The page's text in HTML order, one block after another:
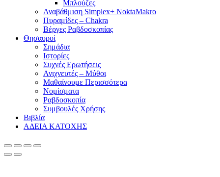
Μπλούζες
Αναβάθμιση Simplex+ NoktaMakro
Πυραμίδες – Chakra
Βέργες Ραβδοσκοπίας
Θησαυροί
Σημάδια
Ιστορίες
Συχνές Ερωτήσεις
Ανιχνευτές – Μύθοι
Μαθαίνουμε Περισσότερα
Νομίσματα
Ραβδοσκοπία
Συμβουλές Χρήσης
Βιβλία
ΑΔΕΙΑ ΚΑΤΟΧΗΣ